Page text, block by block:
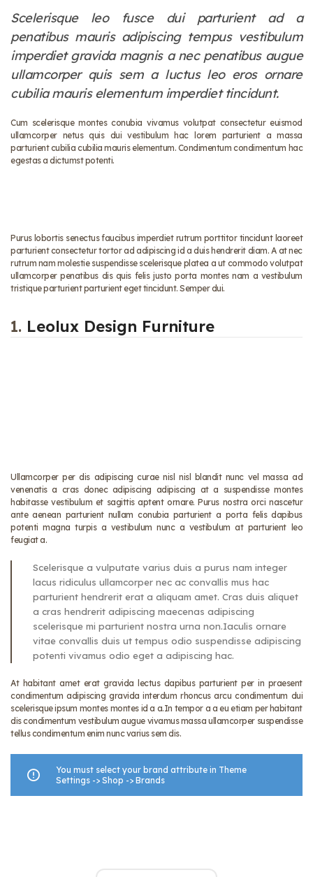
Scelerisque leo fusce dui parturient ad a
penatibus mauris adipiscing tempus vestibulum
imperdiet gravida magnis a nec penatibus augue
ullamcorper quis sem a luctus leo eros ornare
cubilia mauris elementum imperdiet tincidunt.
Cum scelerisque montes conubia vivamus volutpat consectetur euismod
ullamcorper netus quis dui vestibulum hac lorem parturient a massa
parturient cubilia cubilia mauris elementum. Condimentum condimentum hac
egestas a dictumst potenti.
Purus lobortis senectus faucibus imperdiet rutrum porttitor tincidunt laoreet
parturient consectetur tortor ad adipiscing id a duis hendrerit diam. A at nec
rutrum nam molestie suspendisse scelerisque platea a ut commodo volutpat
ullamcorper penatibus dis quis felis justo porta montes nam a vestibulum
tristique parturient parturient eget tincidunt. Semper dui.
1. Leolux Design Furniture
Ullamcorper per dis adipiscing curae nisl nisl blandit nunc vel massa ad
venenatis a cras donec adipiscing adipiscing at a suspendisse montes
habitasse vestibulum et sagittis aptent ornare. Purus nostra orci nascetur
ante aenean parturient nullam conubia parturient a porta felis dapibus
potenti magna turpis a vestibulum nunc a vestibulum at parturient leo
feugiat a.
Scelerisque a vulputate varius duis a purus nam integer
lacus ridiculus ullamcorper nec ac convallis mus hac
parturient hendrerit erat a aliquam amet. Cras duis aliquet
a cras hendrerit adipiscing maecenas adipiscing
scelerisque mi parturient nostra urna non.Iaculis ornare
vitae convallis duis ut tempus odio suspendisse adipiscing
potenti vivamus odio eget a adipiscing hac.
At habitant amet erat gravida lectus dapibus parturient per in praesent
condimentum adipiscing gravida interdum rhoncus arcu condimentum dui
scelerisque ipsum montes montes id a a.In tempor a a eu etiam per habitant
dis condimentum vestibulum augue vivamus massa ullamcorper suspendisse
tellus condimentum enim nunc varius sem dis.
You must select your brand attribute in Theme
Settings -> Shop -> Brands